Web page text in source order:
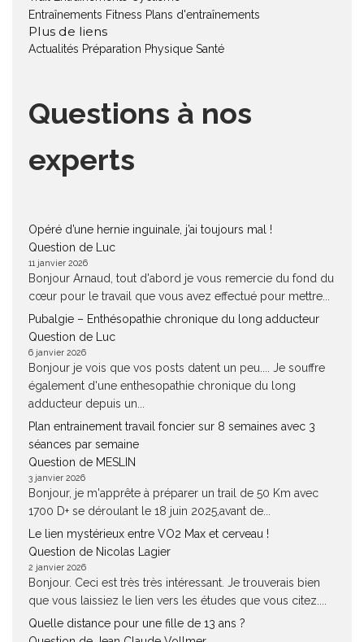
Entraînements Fitness Plans d'entraînements
Plus de liens
Actualités Préparation Physique Santé
Questions à nos
experts
Opéré d’une hernie inguinale, j’ai toujours mal !
Question de Luc
11 janvier 2026
Bonjour Arnaud, tout d'abord je vous remercie du fond du
cœur pour le travail que vous avez effectué pour mettre...
Pubalgie – Enthésopathie chronique du long adducteur
Question de Luc
6 janvier 2026
Bonjour je vois que vos posts datent un peu.... Je souffre
également d'une enthesopathie chronique du long
adducteur depuis un...
Plan entrainement travail foncier sur 8 semaines avec 3
séances par semaine
Question de MESLIN
3 janvier 2026
Bonjour, je m'apprête à préparer un trail de 50 Km avec
1700 D+ se déroulant le 18 juin 2025,avant de...
Le lien mystérieux entre VO2 Max et cerveau !
Question de Nicolas Lagier
2 janvier 2026
Bonjour. Ceci est très très intéressant. Je trouverais bien
que vous laissiez le lien vers les études que vous citez....
Quelle distance pour une fille de 13 ans ?